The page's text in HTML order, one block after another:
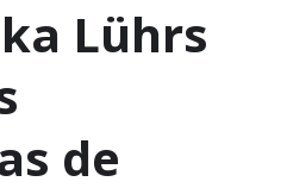
Lührs
de